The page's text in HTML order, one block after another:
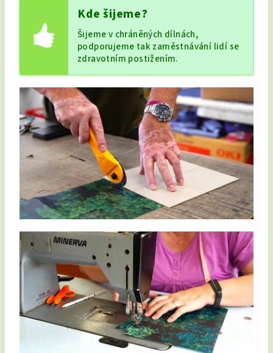
Kde šijeme?
Šijeme v chráněných dílnách,
podporujeme tak zaměstnávání lidí se
zdravotním postižením.